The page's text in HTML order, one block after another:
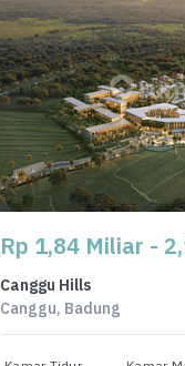
Rp 1,84 Miliar -
Canggu Hills
Canggu, Badung